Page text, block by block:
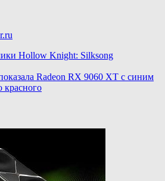
Hollow Knight: Silksong
Radeon RX 9060 XT с синим
красного